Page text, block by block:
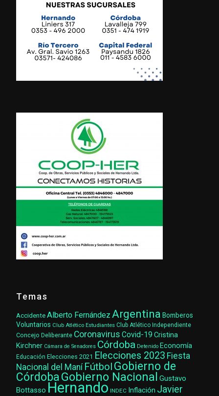
Temas
AccidenteAlberto Fernández Argentina Bomberos
Voluntarios Club Atlético Estudiantes Club Atlético Independiente
Concejo Deliberante Coronavirus Covid-19 Cristina
Kirchner Cámara de Senadores Córdoba Detenido Economía
Educación Elecciones 2021 Elecciones 2023 Fiesta
Nacional del Maní Fútbol Gobierno de
CórdobaGobierno Nacional Gustavo
Bottasso Hernando INDEC Inflación Javier